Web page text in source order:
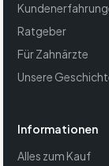
Ratgeber
Für Zahnärzte
Unsere
Informationen
Alles zum Kauf